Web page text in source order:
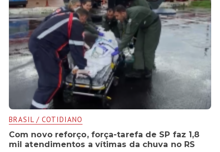
BRASIL / COTIDIANO
Com novo reforço, força-tarefa de SP faz 1,8
mil atendimentos a vítimas da chuva no RS